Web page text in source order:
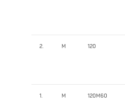
2. M 120
1. M 120M60